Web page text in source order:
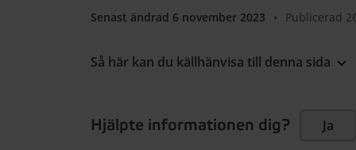
Senast ändrad 6 november 2023 • Publicerad
Så här kan du källhänvisa till denna sida
Hjälpte informationen dig? Ja